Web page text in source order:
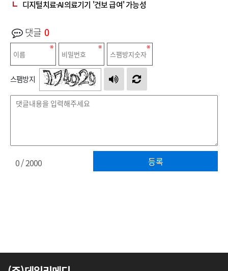
디지털치료·AI의료기기 '건보 급여' 가능성
댓글 0
스팸방지
등록
0/ 2000